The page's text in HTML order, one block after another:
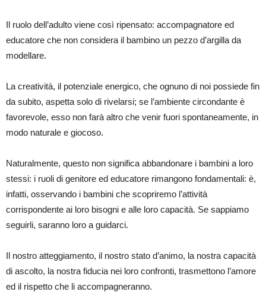
Il ruolo dell’adulto viene così ripensato: accompagnatore ed
educatore che non considera il bambino un pezzo d’argilla da
modellare.
La creatività, il potenziale energico, che ognuno di noi possiede fin
da subito, aspetta solo di rivelarsi; se l’ambiente circondante è
favorevole, esso non farà altro che venir fuori spontaneamente, in
modo naturale e giocoso.
Naturalmente, questo non significa abbandonare i bambini a loro
stessi: i ruoli di genitore ed educatore rimangono fondamentali: è,
infatti, osservando i bambini che scopriremo l’attività
corrispondente ai loro bisogni e alle loro capacità. Se sappiamo
seguirli, saranno loro a guidarci.
Il nostro atteggiamento, il nostro stato d’animo, la nostra capacità
di ascolto, la nostra fiducia nei loro confronti, trasmettono l’amore
ed il rispetto che li accompagneranno.